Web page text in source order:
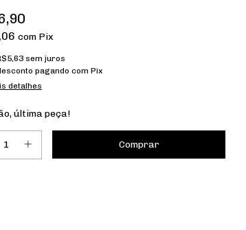
com Pix
sem juros
pagando com Pix
detalhes
última peça!